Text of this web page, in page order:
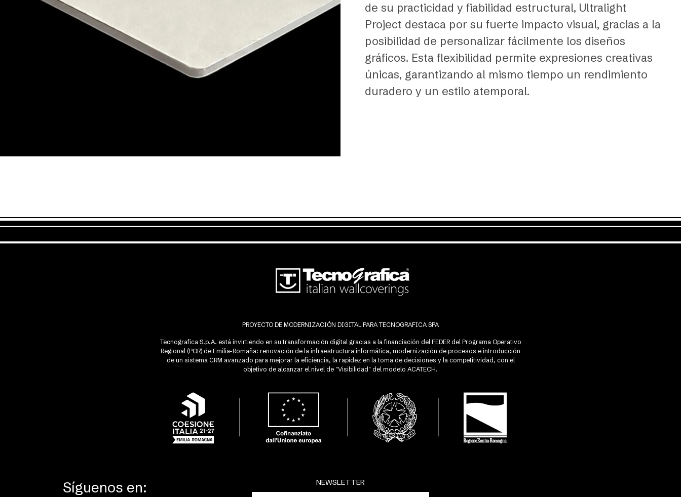
de su practicidad y fiabilidad estructural, Ultralight
Project destaca por su fuerte impacto visual, gracias a la
posibilidad de personalizar fácilmente los diseños
gráficos. Esta flexibilidad permite expresiones creativas
únicas, garantizando al mismo tiempo un rendimiento
duradero y un estilo atemporal.
PROYECTO DE MODERNIZACIÓN DIGITAL PARA TECNOGRAFICA SPA
Tecnografica S.p.A. está invirtiendo en su transformación digital gracias a la financiación del FEDER del Programa Operativo
Regional (POR) de Emilia-Romaña: renovación de la infraestructura informática, modernización de procesos e introducción
de un sistema CRM avanzado para mejorar la eficiencia, la rapidez en la toma de decisiones y la competitividad, con el
objetivo de alcanzar el nivel de "Visibilidad" del modelo ACATECH.
Síguenos en: NEWSLETTER